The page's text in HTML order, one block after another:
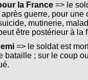
la France=> le
guerre, pour une
mutinerie,
être postérieur à la
=> le soldat est
bataille ; sur le coup